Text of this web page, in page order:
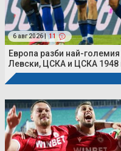
6 авг 2026 | 11
Европа разби най-
Левски, ЦСКА и ЦСКА 1948